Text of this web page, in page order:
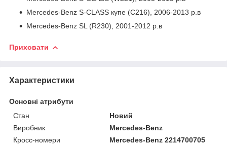
Mercedes-Benz S-CLASS купе (C216), 2006-2013 р.в
Mercedes-Benz SL (R230), 2001-2012 р.в
Приховати
Характеристики
Основні атрибути
Стан
Новий
Виробник
Mercedes-Benz
Кросс-номери
Mercedes-Benz 2214700705